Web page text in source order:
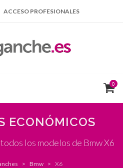
ACCESO PROFESIONALES
0
ECONÓMICOS
los modelos de Bmw X6
Bmw X6